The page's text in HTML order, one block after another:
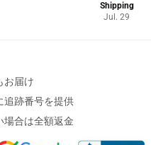
Shipping
Jul. 29
お届け
追跡番号を提供
場合は全額返金